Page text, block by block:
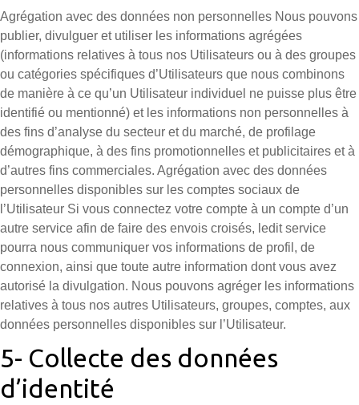
Agrégation avec des données non personnelles Nous pouvons
publier, divulguer et utiliser les informations agrégées
(informations relatives à tous nos Utilisateurs ou à des groupes
ou catégories spécifiques d’Utilisateurs que nous combinons
de manière à ce qu’un Utilisateur individuel ne puisse plus être
identifié ou mentionné) et les informations non personnelles à
des fins d’analyse du secteur et du marché, de profilage
démographique, à des fins promotionnelles et publicitaires et à
d’autres fins commerciales. Agrégation avec des données
personnelles disponibles sur les comptes sociaux de
l’Utilisateur Si vous connectez votre compte à un compte d’un
autre service afin de faire des envois croisés, ledit service
pourra nous communiquer vos informations de profil, de
connexion, ainsi que toute autre information dont vous avez
autorisé la divulgation. Nous pouvons agréger les informations
relatives à tous nos autres Utilisateurs, groupes, comptes, aux
données personnelles disponibles sur l’Utilisateur.
5- Collecte des données
d’identité